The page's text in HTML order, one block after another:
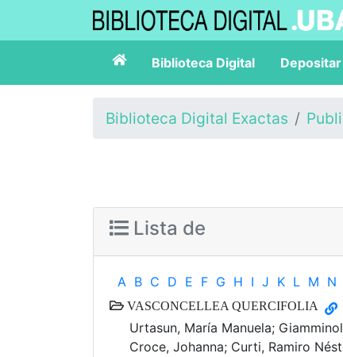
Biblioteca Digital Depositar
Biblioteca Digital Exactas
Lista de
A B C D E F G H I J K L M N
VASCONCELLEA QUERCIFOLIA
Urtasun, María Manuela;
Croce, Johanna; Curti, Ramiro